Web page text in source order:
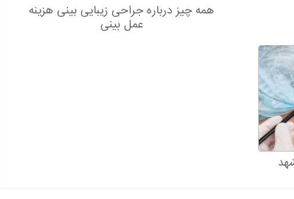
همه چیز درباره جراحی زیبایی بینی هزینه
عمل بینی